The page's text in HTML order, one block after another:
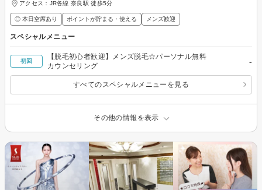
アクセス：JR各線 奈良駅 徒歩5分
◎ 本日空席あり ポイントが貯まる・使える メンズ歓迎
スペシャルメニュー
初回
【脱毛初心者歓迎】メンズ脱毛☆パーソナル無料
カウンセリング
-
すべてのスペシャルメニューを見る
その他の情報を表示